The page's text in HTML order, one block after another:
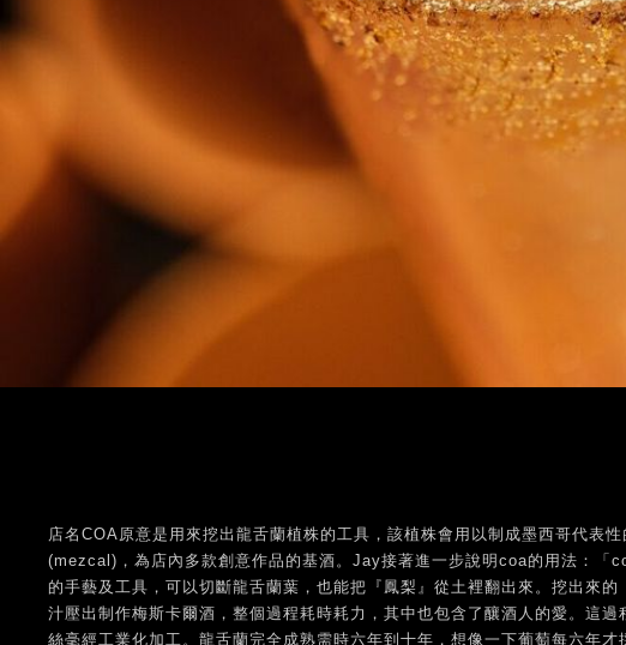
店名COA原意是用來挖出龍舌蘭植株的工具，該植株會用以制成墨西哥代表
(mezcal)，為店內多款創意作品的基酒。Jay接著進一步說明coa的用法：「
的手藝及工具，可以切斷龍舌蘭葉，也能把『鳳梨』從土裡翻出來。挖出來的
汁壓出制作梅斯卡爾酒，整個過程耗時耗力，其中也包含了釀酒人的愛。這過
絲毫經工業化加工。龍舌蘭完全成熟需時六年到十年，想像一下葡萄每六年才